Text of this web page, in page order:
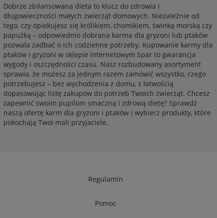
Dobrze zbilansowana dieta to klucz do zdrowia i
długowieczności małych zwierząt domowych. Niezależnie od
tego, czy opiekujesz się królikiem, chomikiem, świnką morską czy
papużką – odpowiednio dobrana karma dla gryzoni lub ptaków
pozwala zadbać o ich codzienne potrzeby. Kupowanie karmy dla
ptaków i gryzoni w sklepie internetowym Spar to gwarancja
wygody i oszczędności czasu. Nasz rozbudowany asortyment
sprawia, że możesz za jednym razem zamówić wszystko, czego
potrzebujesz – bez wychodzenia z domu, z łatwością
dopasowując listę zakupów do potrzeb Twoich zwierząt. Chcesz
zapewnić swoim pupilom smaczną i zdrową dietę? Sprawdź
naszą ofertę karm dla gryzoni i ptaków i wybierz produkty, które
pokochają Twoi mali przyjaciele.
Regulamin
Pomoc